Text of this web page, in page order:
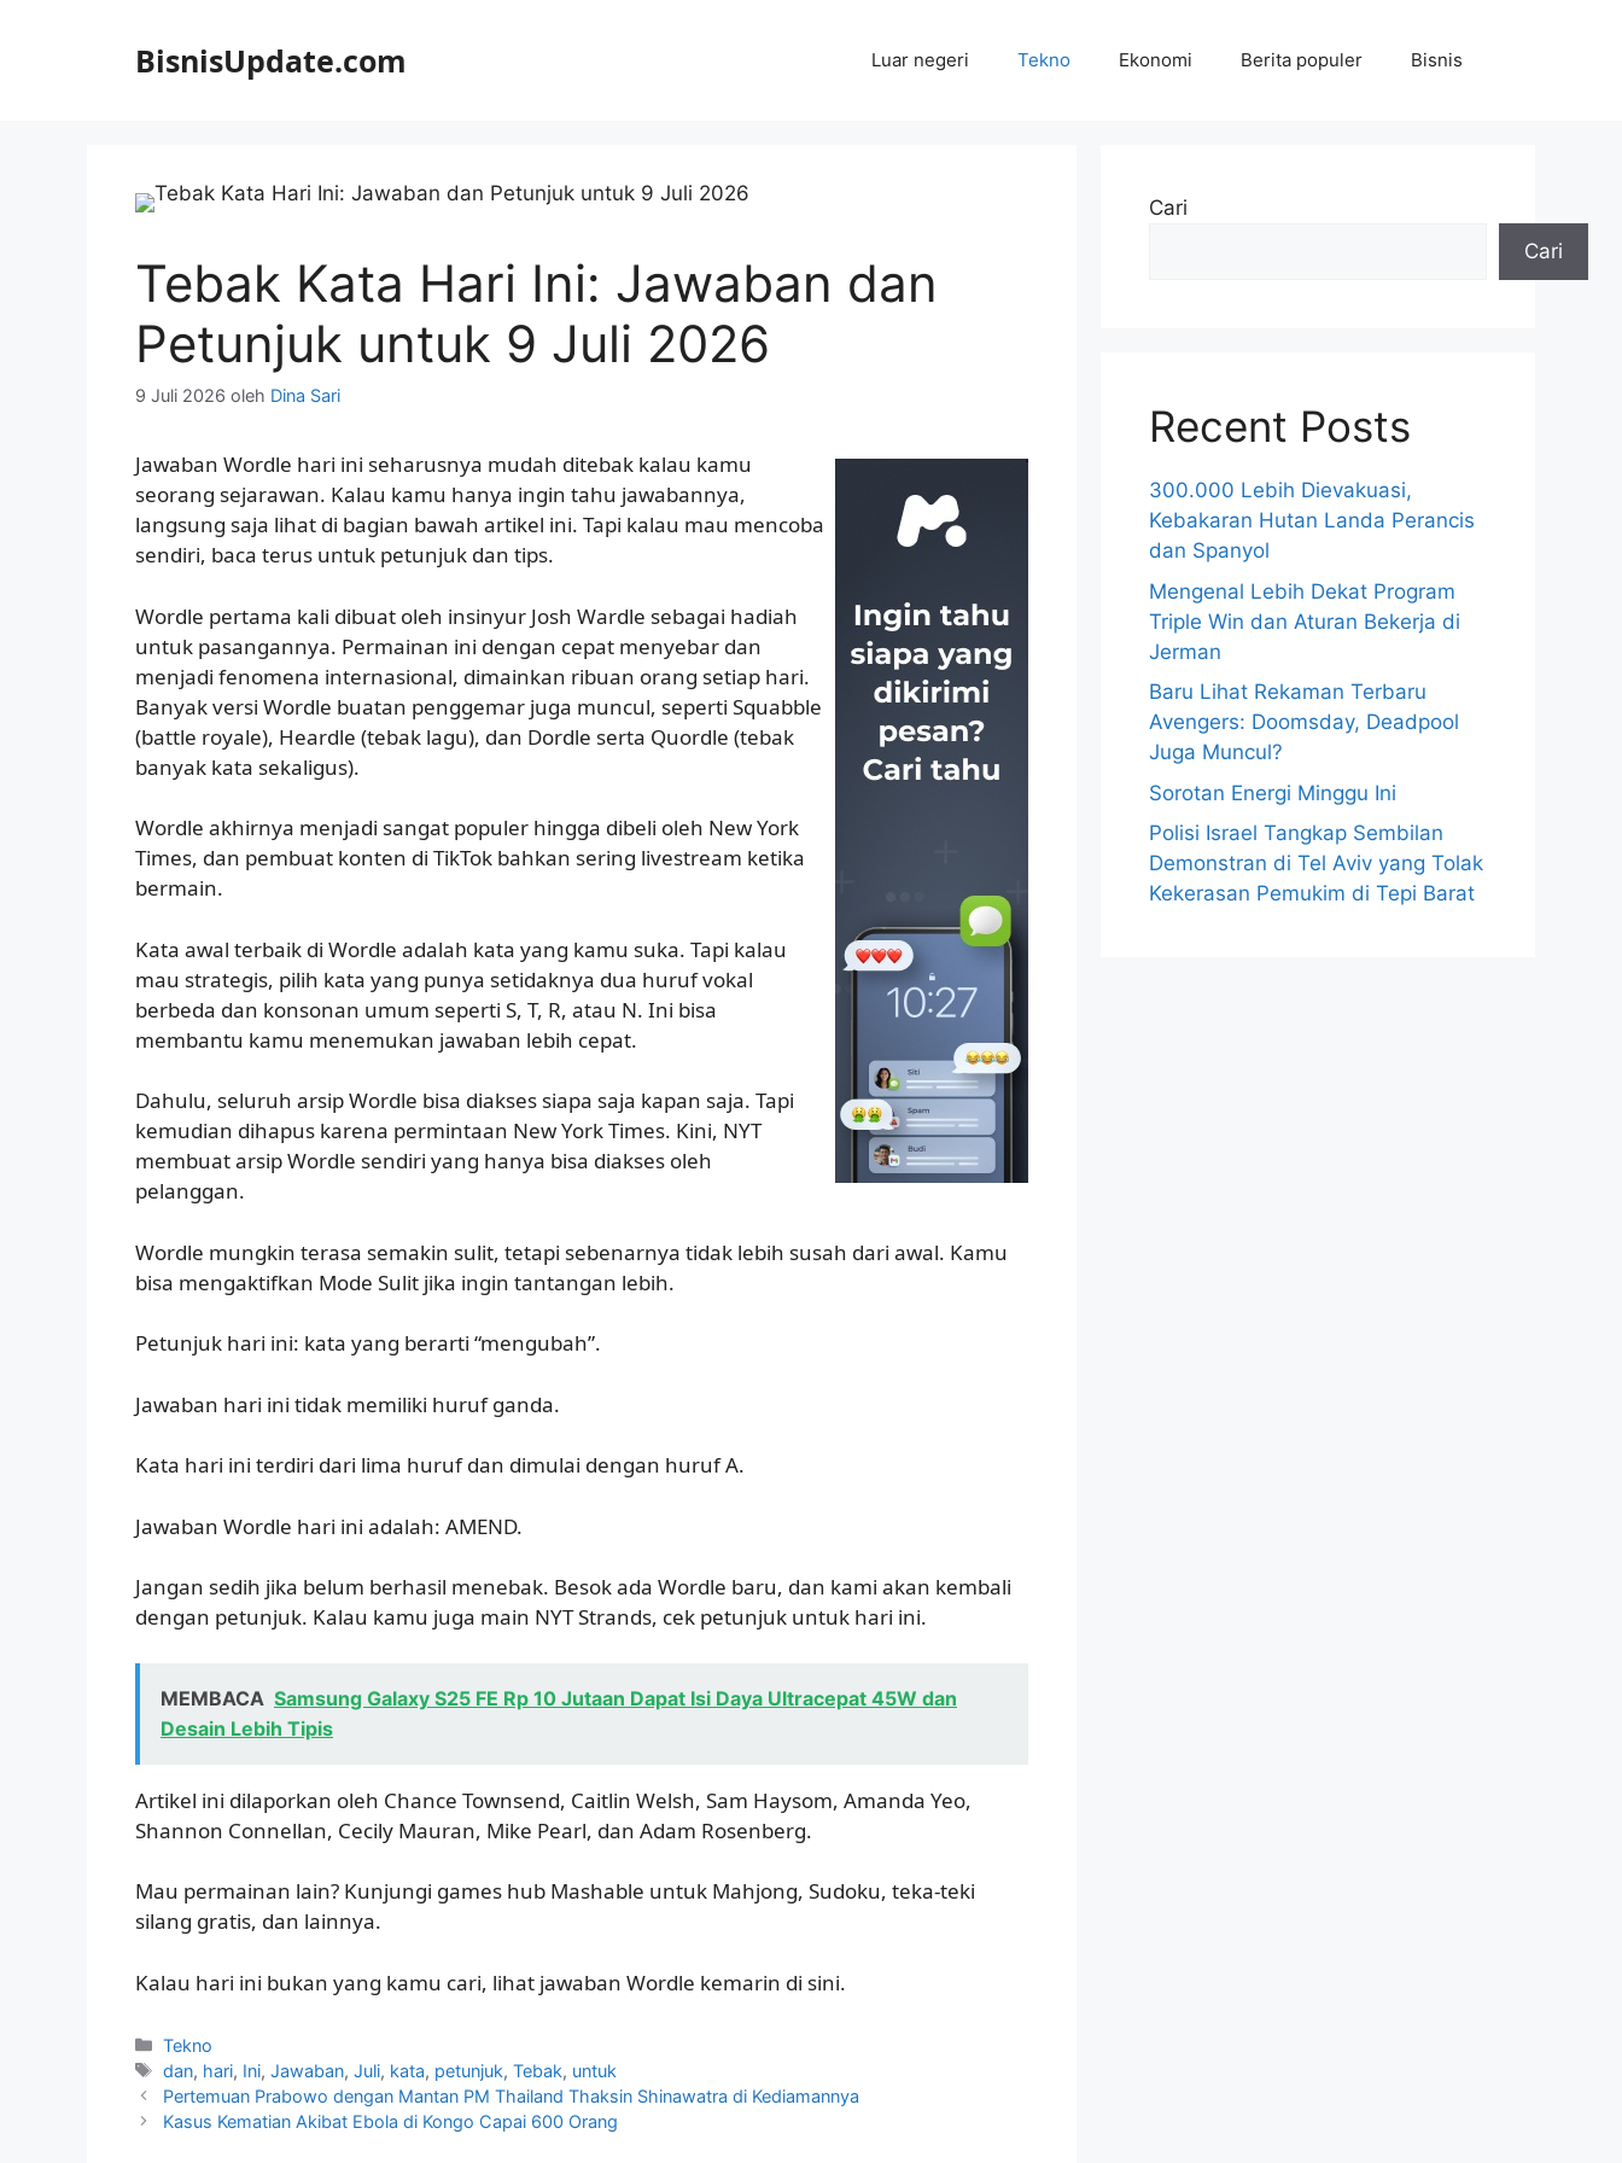
BisnisUpdate.com Luar negeri Tekno Ekonomi Berita populer Bisnis
Tebak Kata Hari Ini: Jawaban dan
Petunjuk untuk 9 Juli 2026
9 Juli 2026 oleh Dina Sari
Jawaban Wordle hari ini seharusnya mudah ditebak kalau kamu
seorang sejarawan. Kalau kamu hanya ingin tahu jawabannya,
langsung saja lihat di bagian bawah artikel ini. Tapi kalau mau mencoba
sendiri, baca terus untuk petunjuk dan tips.
Wordle pertama kali dibuat oleh insinyur Josh Wardle sebagai hadiah
untuk pasangannya. Permainan ini dengan cepat menyebar dan
menjadi fenomena internasional, dimainkan ribuan orang setiap hari.
Banyak versi Wordle buatan penggemar juga muncul, seperti Squabble
(battle royale), Heardle (tebak lagu), dan Dordle serta Quordle (tebak
banyak kata sekaligus).
Wordle akhirnya menjadi sangat populer hingga dibeli oleh New York
Times, dan pembuat konten di TikTok bahkan sering livestream ketika
bermain.
Kata awal terbaik di Wordle adalah kata yang kamu suka. Tapi kalau
mau strategis, pilih kata yang punya setidaknya dua huruf vokal
berbeda dan konsonan umum seperti S, T, R, atau N. Ini bisa
membantu kamu menemukan jawaban lebih cepat.
Dahulu, seluruh arsip Wordle bisa diakses siapa saja kapan saja. Tapi
kemudian dihapus karena permintaan New York Times. Kini, NYT
membuat arsip Wordle sendiri yang hanya bisa diakses oleh
pelanggan.
Wordle mungkin terasa semakin sulit, tetapi sebenarnya tidak lebih susah dari awal. Kamu
bisa mengaktifkan Mode Sulit jika ingin tantangan lebih.
Petunjuk hari ini: kata yang berarti “mengubah”.
Jawaban hari ini tidak memiliki huruf ganda.
Kata hari ini terdiri dari lima huruf dan dimulai dengan huruf A.
Jawaban Wordle hari ini adalah: AMEND.
Jangan sedih jika belum berhasil menebak. Besok ada Wordle baru, dan kami akan kembali
dengan petunjuk. Kalau kamu juga main NYT Strands, cek petunjuk untuk hari ini.
MEMBACA Samsung Galaxy S25 FE Rp 10 Jutaan Dapat Isi Daya Ultracepat 45W dan
Desain Lebih Tipis
Artikel ini dilaporkan oleh Chance Townsend, Caitlin Welsh, Sam Haysom, Amanda Yeo,
Shannon Connellan, Cecily Mauran, Mike Pearl, dan Adam Rosenberg.
Mau permainan lain? Kunjungi games hub Mashable untuk Mahjong, Sudoku, teka-teki
silang gratis, dan lainnya.
Kalau hari ini bukan yang kamu cari, lihat jawaban Wordle kemarin di sini.
Kategori
Tekno
Tag
dan, hari, Ini,Jawaban,Juli, kata, petunjuk,Tebak, untuk
Pertemuan Prabowo dengan Mantan PM Thailand Thaksin Shinawatra di Kediamannya
Kasus Kematian Akibat Ebola di Kongo Capai 600 Orang
Cari
Cari
Recent Posts
300.000 Lebih Dievakuasi,
Kebakaran Hutan Landa Perancis
dan Spanyol
Mengenal Lebih Dekat Program
Triple Win dan Aturan Bekerja di
Jerman
Baru Lihat Rekaman Terbaru
Avengers: Doomsday, Deadpool
Juga Muncul?
Sorotan Energi Minggu Ini
Polisi Israel Tangkap Sembilan
Demonstran di Tel Aviv yang Tolak
Kekerasan Pemukim di Tepi Barat